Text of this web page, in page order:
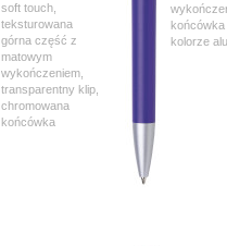
soft touch,
teksturowana
górna część z
matowym
wykończeniem,
transparentny klip,
chromowana
końcówka
końcówka
kolorze